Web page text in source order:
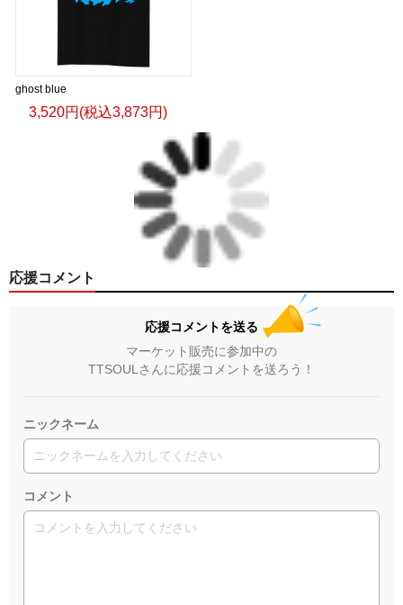
ghost blue
3,520円(税込3,873円)
応援コメント
応援コメントを送る
マーケット販売に参加中の
TTSOULさんに応援コメントを送ろう！
ニックネーム
コメント